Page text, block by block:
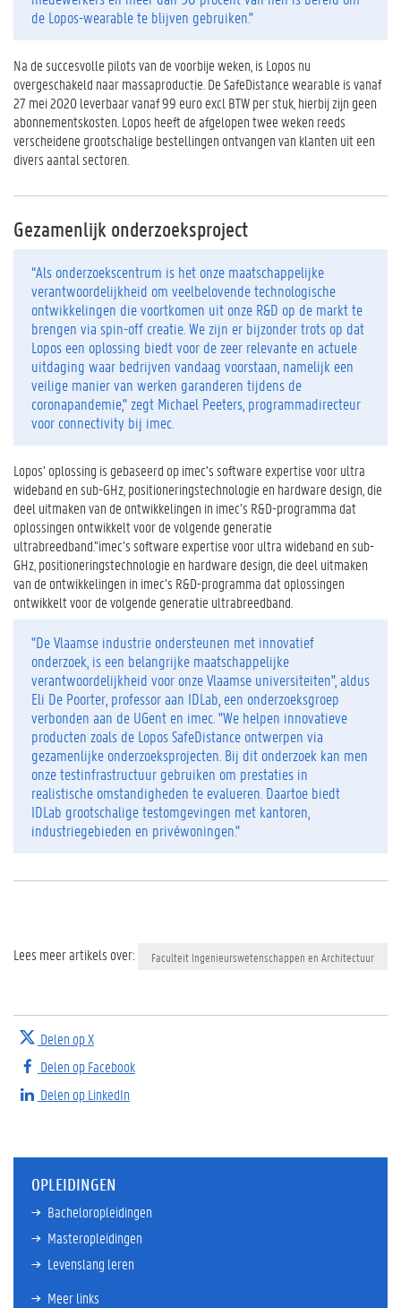
de Lopos-wearable te blijven gebruiken."
Na de succesvolle pilots van de voorbije weken, is Lopos nu
overgeschakeld naar massaproductie. De SafeDistance wearable is vanaf
27 mei 2020 leverbaar vanaf 99 euro excl BTW per stuk, hierbij zijn geen
abonnementskosten. Lopos heeft de afgelopen twee weken reeds
verscheidene grootschalige bestellingen ontvangen van klanten uit een
divers aantal sectoren.
Gezamenlijk onderzoeksproject
“Als onderzoekscentrum is het onze maatschappelijke
verantwoordelijkheid om veelbelovende technologische
ontwikkelingen die voortkomen uit onze R&D op de markt te
brengen via spin-off creatie. We zijn er bijzonder trots op dat
Lopos een oplossing biedt voor de zeer relevante en actuele
uitdaging waar bedrijven vandaag voorstaan, namelijk een
veilige manier van werken garanderen tijdens de
coronapandemie," zegt Michael Peeters, programmadirecteur
voor connectivity bij imec.
Lopos’ oplossing is gebaseerd op imec’s software expertise voor ultra
wideband en sub-GHz, positioneringstechnologie en hardware design, die
deel uitmaken van de ontwikkelingen in imec’s R&D-programma dat
oplossingen ontwikkelt voor de volgende generatie
ultrabreedband.”imec’s software expertise voor ultra wideband en sub-
GHz, positioneringstechnologie en hardware design, die deel uitmaken
van de ontwikkelingen in imec’s R&D-programma dat oplossingen
ontwikkelt voor de volgende generatie ultrabreedband.
"De Vlaamse industrie ondersteunen met innovatief
onderzoek, is een belangrijke maatschappelijke
verantwoordelijkheid voor onze Vlaamse universiteiten", aldus
Eli De Poorter, professor aan IDLab, een onderzoeksgroep
verbonden aan de UGent en imec. "We helpen innovatieve
producten zoals de Lopos SafeDistance ontwerpen via
gezamenlijke onderzoeksprojecten. Bij dit onderzoek kan men
onze testinfrastructuur gebruiken om prestaties in
realistische omstandigheden te evalueren. Daartoe biedt
IDLab grootschalige testomgevingen met kantoren,
industriegebieden en privéwoningen."
Lees meer artikels over: Faculteit Ingenieurswetenschappen en Architectuur
Delen op X
Delen op Facebook
Delen op LinkedIn
OPLEIDINGEN
Bacheloropleidingen
Masteropleidingen
Levenslang leren
Meer links